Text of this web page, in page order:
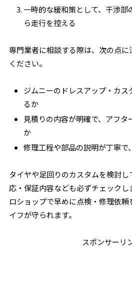
一時的な緩和策として、干渉
ら走行を控える
専門業者に相談する際は、次の点
ください。
ジムニーのドレスアップ・カ
るか
見積りの内容が明確で、アフ
か
修理工程や部品の説明が丁寧で
タイヤや足回りのカスタムを検討
応・保証内容なども必ずチェック
ロショップで早めに点検・修理依
イフが守られます。
スポンサーリ